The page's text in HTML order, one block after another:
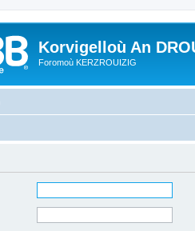
Korvigelloù An
Foromoù KERZROUIZIG